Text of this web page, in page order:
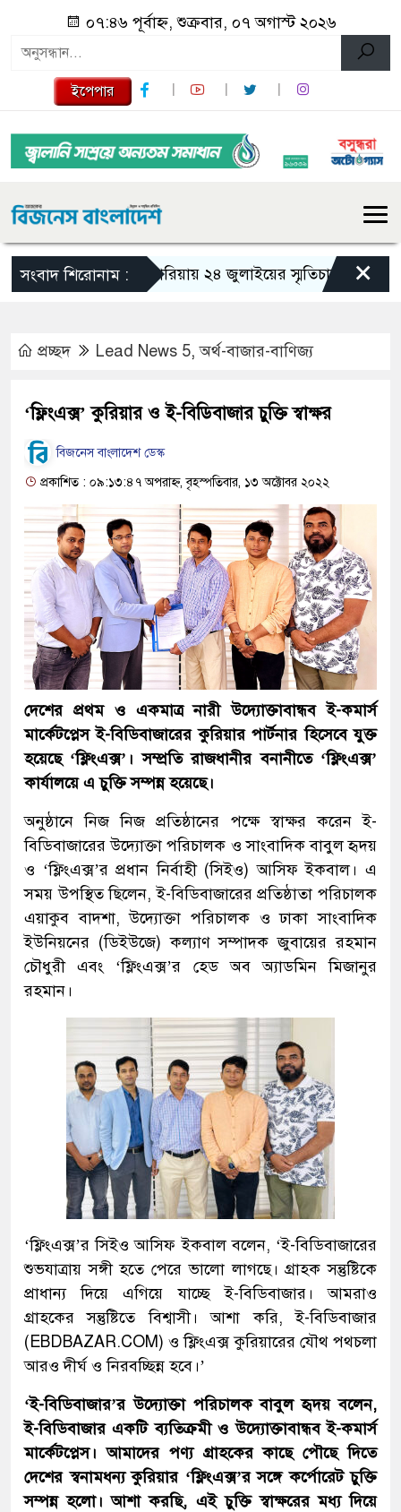
০৭:৪৬ পূর্বাহ্ন, শুক্রবার, ০৭ অগাস্ট ২০২৬
ইপেপার
সংবাদ শিরোনাম :গজারিয়ায় ২৪ জুলাইয়ের স্মৃতিচারণ: গুমের×
প্রচ্ছদ Lead News 5,অর্থ-বাজার-বাণিজ্য
‘ফ্লিংএক্স’ কুরিয়ার ও ই-বিডিবাজার চুক্তি স্বাক্ষর
বিজনেস বাংলাদেশ ডেস্ক
প্রকাশিত : ০৯:১৩:৪৭ অপরাহ্ন, বৃহস্পতিবার, ১৩ অক্টোবর ২০২২
দেশের প্রথম ও একমাত্র নারী উদ্যোক্তাবান্ধব ই-কমার্স
মার্কেটপ্লেস ই-বিডিবাজারের কুরিয়ার পার্টনার হিসেবে যুক্ত
হয়েছে ‘ফ্লিংএক্স’। সম্প্রতি রাজধানীর বনানীতে ‘ফ্লিংএক্স’
কার্যালয়ে এ চুক্তি সম্পন্ন হয়েছে।
অনুষ্ঠানে নিজ নিজ প্রতিষ্ঠানের পক্ষে স্বাক্ষর করেন ই-
বিডিবাজারের উদ্যোক্তা পরিচালক ও সাংবাদিক বাবুল হৃদয়
ও ‘ফ্লিংএক্স’র প্রধান নির্বাহী (সিইও) আসিফ ইকবাল। এ
সময় উপস্থিত ছিলেন, ই-বিডিবাজারের প্রতিষ্ঠাতা পরিচালক
এয়াকুব বাদশা, উদ্যোক্তা পরিচালক ও ঢাকা সাংবাদিক
ইউনিয়নের (ডিইউজে) কল্যাণ সম্পাদক জুবায়ের রহমান
চৌধুরী এবং ‘ফ্লিংএক্স’র হেড অব অ্যাডমিন মিজানুর
রহমান।
‘ফ্লিংএক্স’র সিইও আসিফ ইকবাল বলেন, ‘ই-বিডিবাজারের
শুভযাত্রায় সঙ্গী হতে পেরে ভালো লাগছে। গ্রাহক সন্তুষ্টিকে
প্রাধান্য দিয়ে এগিয়ে যাচ্ছে ই-বিডিবাজার। আমরাও
গ্রাহকের সন্তুষ্টিতে বিশ্বাসী। আশা করি, ই-বিডিবাজার
(EBDBAZAR.COM) ও ফ্লিংএক্স কুরিয়ারের যৌথ পথচলা
আরও দীর্ঘ ও নিরবচ্ছিন্ন হবে।’
‘ই-বিডিবাজার’র উদ্যোক্তা পরিচালক বাবুল হৃদয় বলেন,
ই-বিডিবাজার একটি ব্যতিক্রমী ও উদ্যোক্তাবান্ধব ই-কমার্স
মার্কেটপ্লেস। আমাদের পণ্য গ্রাহকের কাছে পৌছে দিতে
দেশের স্বনামধন্য কুরিয়ার ‘ফ্লিংএক্স’র সঙ্গে কর্পোরেট চুক্তি
সম্পন্ন হলো। আশা করছি, এই চুক্তি স্বাক্ষরের মধ্য দিয়ে